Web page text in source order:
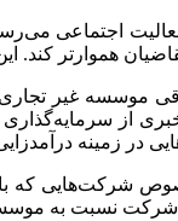
اجتماعی
هموارتر کند.
موسسه غیر
از سرمایه‌گذاری
در زمینه
که با
نسبت به